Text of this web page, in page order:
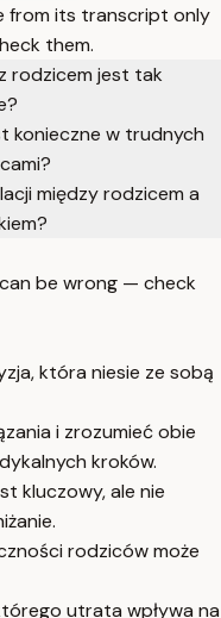
from its transcript only
them.
rodzicem jest tak
konieczne w trudnych
między rodzicem a
be wrong — check
która niesie ze sobą
i zrozumieć obie
kroków.
kluczowy, ale nie
rodziców może
utrata wpływa na